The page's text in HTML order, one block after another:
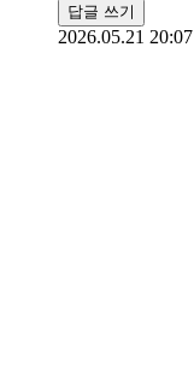
답글 쓰기
2026.05.21 20:07